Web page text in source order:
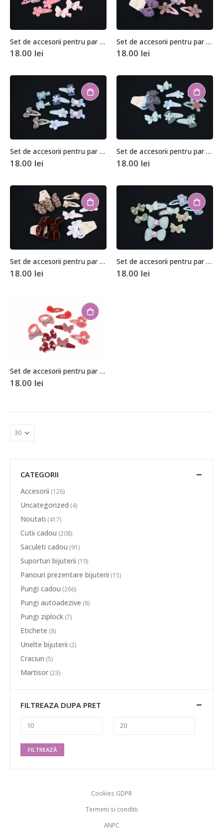
Set de accesorii pentru par (10 bucati)
18.00 lei
Set de accesorii pentru par (10 bucati)
18.00 lei
Set de accesorii pentru par (10 bucati)
18.00 lei
Set de accesorii pentru par (10 bucati)
18.00 lei
Set de accesorii pentru par (10 bucati)
18.00 lei
Set de accesorii pentru par (10 bucati)
18.00 lei
Set de accesorii pentru par (10 bucati)
18.00 lei
CATEGORII
Accesorii (126)
Uncategorized (4)
Noutati (417)
Cutii cadou (208)
Saculeti cadou (91)
Suporturi bijuterii (19)
Panouri prezentare bijuterii (15)
Pungi cadou (266)
Pungi autoadezive (8)
Pungi ziplock (7)
Etichete (8)
Unelte bijuterii (2)
Craciun (5)
Martisor (23)
FILTREAZA DUPA PRET
FILTREAZĂ
Cookies GDPR
Termeni si conditii
ANPC